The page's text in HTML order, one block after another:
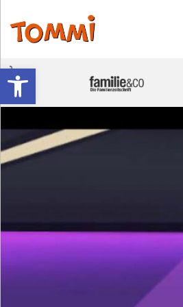
Werkzeugleiste öffnen